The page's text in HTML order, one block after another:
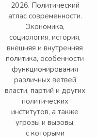
2026. Политический
атлас современности.
Экономика,
социология, история,
внешняя и внутренняя
политика, особенности
функционирования
различных ветвей
власти, партий и других
политических
институтов, а также
угрозы и вызовы,
с которыми